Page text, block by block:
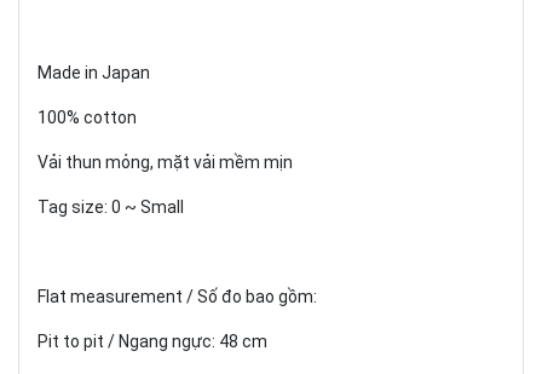
Made in Japan
100% cotton
Vải thun mỏng, mặt vải mềm mịn
Tag size: 0 ~ Small
Flat measurement / Số đo bao gồm:
Pit to pit / Ngang ngực: 48 cm